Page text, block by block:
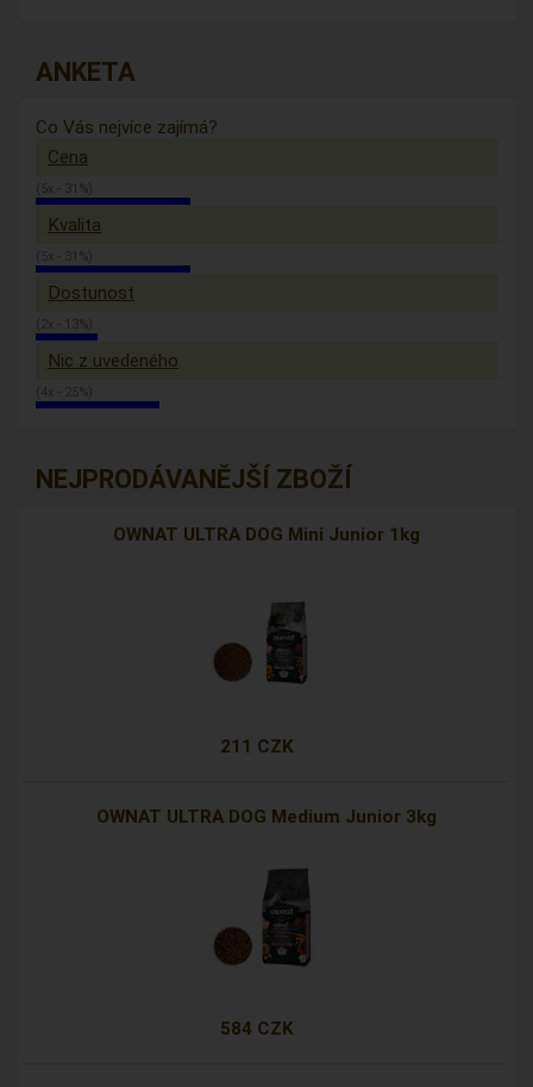
ANKETA
Co Vás nejvíce zajímá?
Cena
(5x - 31%)
Kvalita
(5x - 31%)
Dostunost
(2x - 13%)
Nic z uvedeného
(4x - 25%)
NEJPRODÁVANĚJŠÍ ZBOŽÍ
OWNAT ULTRA DOG Mini Junior 1kg
211 CZK
OWNAT ULTRA DOG Medium Junior 3kg
584 CZK